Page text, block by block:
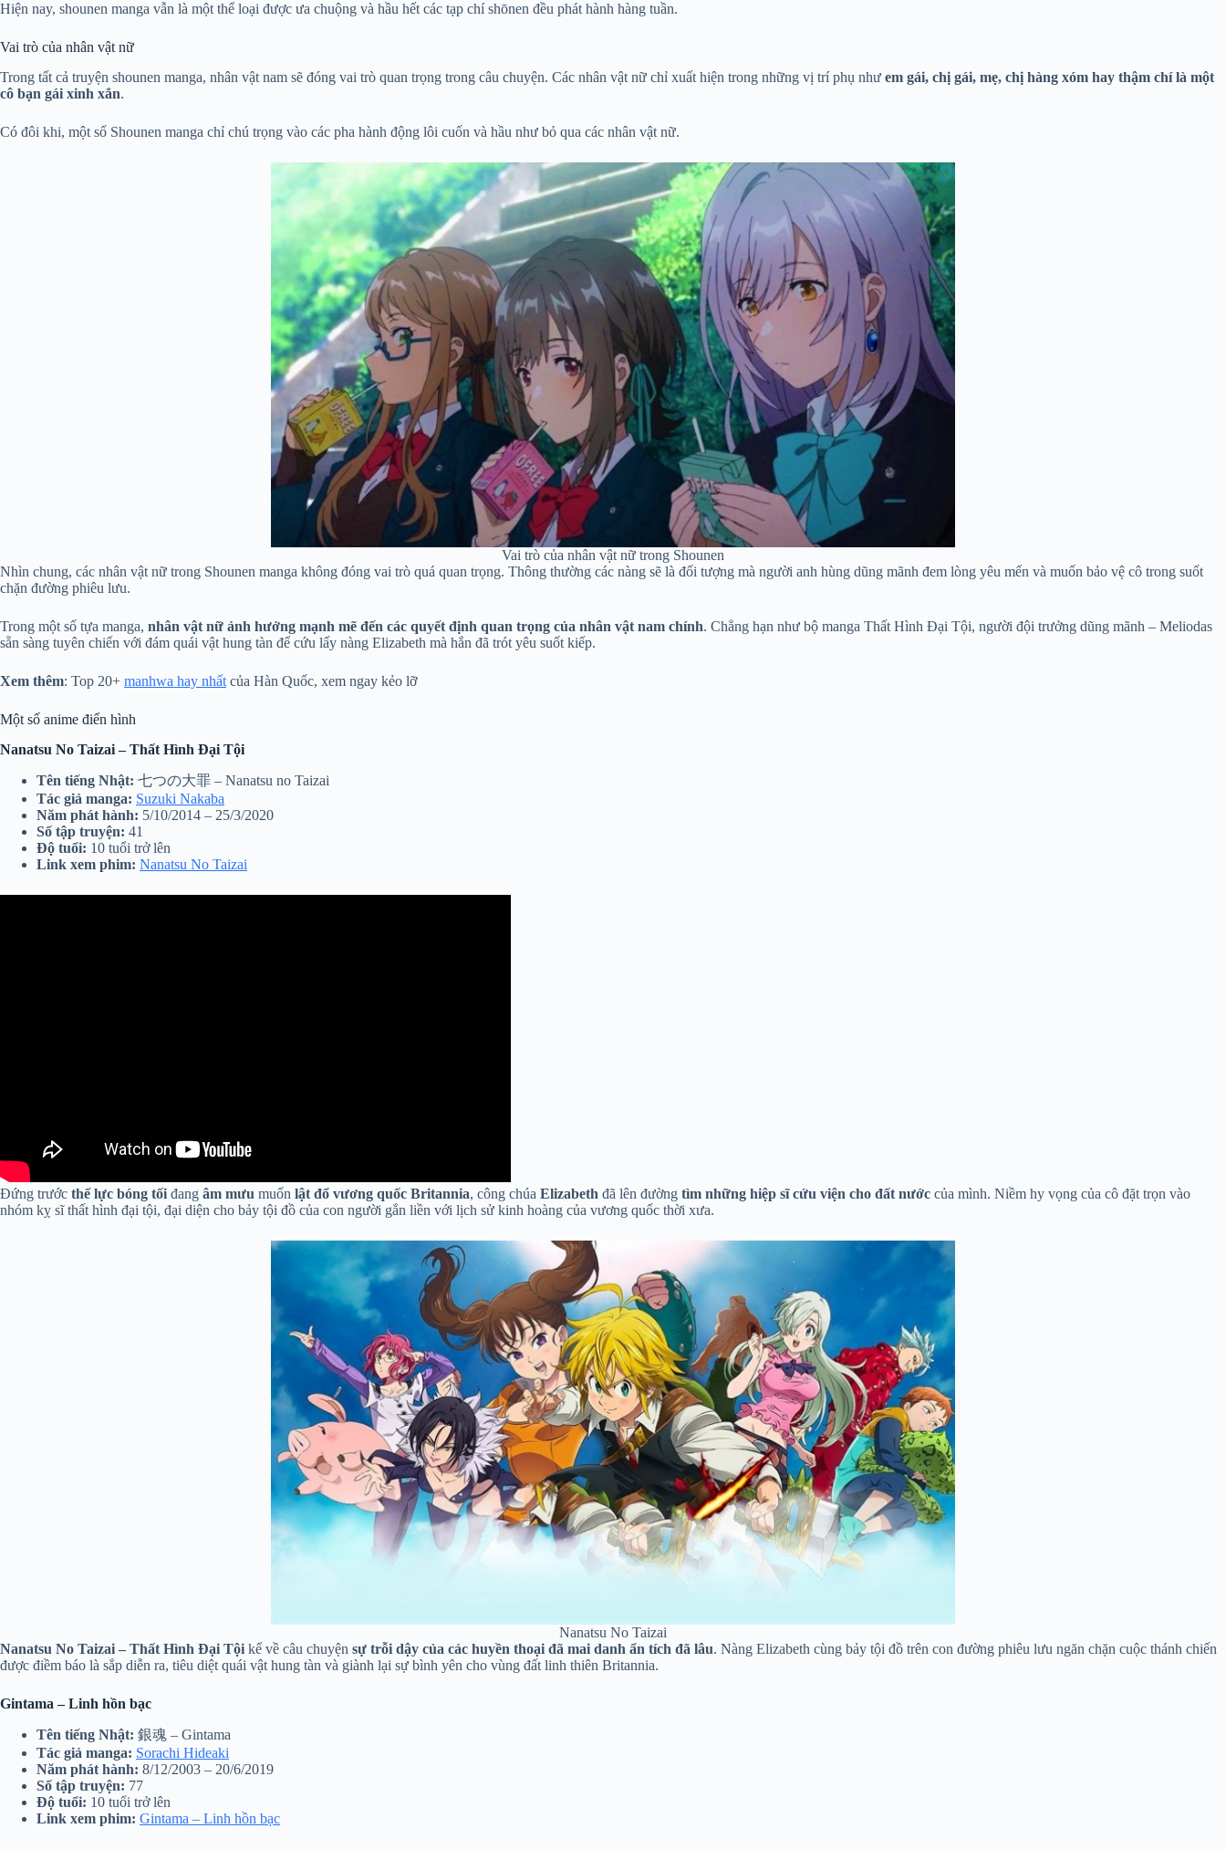
Hiện nay, shounen manga vẫn là một thể loại được ưa chuộng và hầu hết các tạp chí shōnen đều phát hành hàng tuần.
Vai trò của nhân vật nữ
Trong tất cả truyện shounen manga, nhân vật nam sẽ đóng vai trò quan trọng trong câu chuyện. Các nhân vật nữ chỉ xuất hiện trong những vị trí phụ như em gái, chị gái, mẹ, chị hàng xóm hay thậm chí là một
cô bạn gái xinh xắn.
Có đôi khi, một số Shounen manga chỉ chú trọng vào các pha hành động lôi cuốn và hầu như bỏ qua các nhân vật nữ.
Vai trò của nhân vật nữ trong Shounen
Nhìn chung, các nhân vật nữ trong Shounen manga không đóng vai trò quá quan trọng. Thông thường các nàng sẽ là đối tượng mà người anh hùng dũng mãnh đem lòng yêu mến và muốn bảo vệ cô trong suốt
chặn đường phiêu lưu.
Trong một số tựa manga, nhân vật nữ ảnh hưởng mạnh mẽ đến các quyết định quan trọng của nhân vật nam chính. Chẳng hạn như bộ manga Thất Hình Đại Tội, người đội trưởng dũng mãnh – Meliodas
sẵn sàng tuyên chiến với đám quái vật hung tàn để cứu lấy nàng Elizabeth mà hắn đã trót yêu suốt kiếp.
Xem thêm: Top 20+ manhwa hay nhất của Hàn Quốc, xem ngay kẻo lỡ
Một số anime điển hình
Nanatsu No Taizai – Thất Hình Đại Tội
Tên tiếng Nhật: 七つの大罪 – Nanatsu no Taizai
Tác giả manga: Suzuki Nakaba
Năm phát hành: 5/10/2014 – 25/3/2020
Số tập truyện: 41
Độ tuổi: 10 tuổi trở lên
Link xem phim: Nanatsu No Taizai
Đứng trước thế lực bóng tối đang âm mưu muốn lật đổ vương quốc Britannia, công chúa Elizabeth đã lên đường tìm những hiệp sĩ cứu viện cho đất nước của mình. Niềm hy vọng của cô đặt trọn vào
nhóm kỵ sĩ thất hình đại tội, đại diện cho bảy tội đồ của con người gắn liền với lịch sử kinh hoàng của vương quốc thời xưa.
Nanatsu No Taizai
Nanatsu No Taizai – Thất Hình Đại Tội kể về câu chuyện sự trỗi dậy của các huyền thoại đã mai danh ẩn tích đã lâu. Nàng Elizabeth cùng bảy tội đồ trên con đường phiêu lưu ngăn chặn cuộc thánh chiến
được điềm báo là sắp diễn ra, tiêu diệt quái vật hung tàn và giành lại sự bình yên cho vùng đất linh thiên Britannia.
Gintama – Linh hồn bạc
Tên tiếng Nhật: 銀魂 – Gintama
Tác giả manga: Sorachi Hideaki
Năm phát hành: 8/12/2003 – 20/6/2019
Số tập truyện: 77
Độ tuổi: 10 tuổi trở lên
Link xem phim: Gintama – Linh hồn bạc